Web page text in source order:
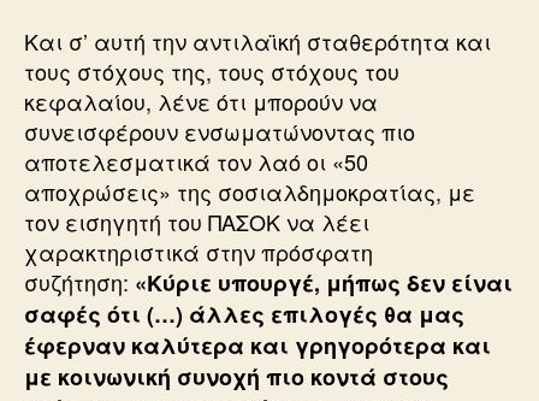
Και σ’ αυτή την αντιλαϊκή σταθερότητα και
τους στόχους της, τους στόχους του
κεφαλαίου, λένε ότι μπορούν να
συνεισφέρουν ενσωματώνοντας πιο
αποτελεσματικά τον λαό οι «50
αποχρώσεις» της σοσιαλδημοκρατίας, με
τον εισηγητή του ΠΑΣΟΚ να λέει
χαρακτηριστικά στην πρόσφατη
συζήτηση: «Κύριε υπουργέ, μήπως δεν είναι
σαφές ότι (…) άλλες επιλογές θα μας
έφερναν καλύτερα και γρηγορότερα και
με κοινωνική συνοχή πιο κοντά στους